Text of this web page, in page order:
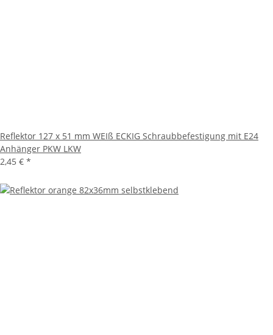
Reflektor 127 x 51 mm WEIß ECKIG Schraubbefestigung mit E24
Anhänger PKW LKW
2,45 € *